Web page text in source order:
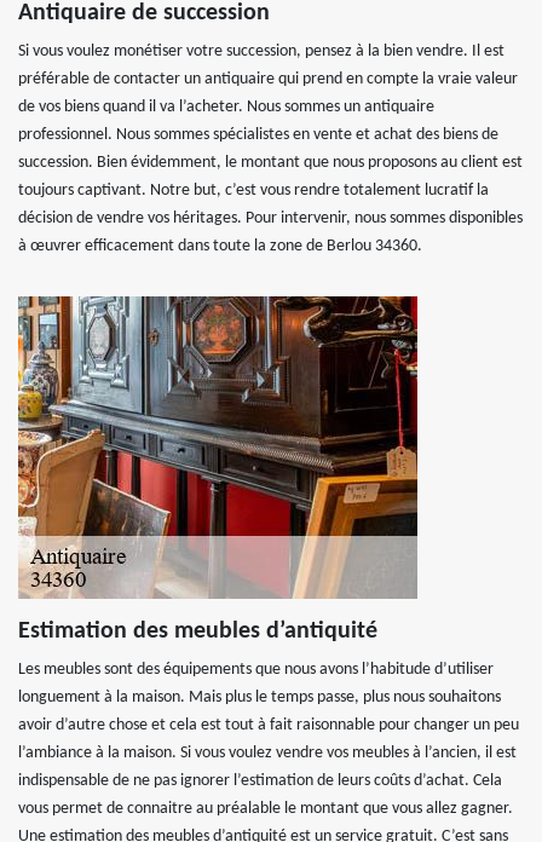
Antiquaire de succession
Si vous voulez monétiser votre succession, pensez à la bien vendre. Il est
préférable de contacter un antiquaire qui prend en compte la vraie valeur
de vos biens quand il va l’acheter. Nous sommes un antiquaire
professionnel. Nous sommes spécialistes en vente et achat des biens de
succession. Bien évidemment, le montant que nous proposons au client est
toujours captivant. Notre but, c’est vous rendre totalement lucratif la
décision de vendre vos héritages. Pour intervenir, nous sommes disponibles
à œuvrer efficacement dans toute la zone de Berlou 34360.
Estimation des meubles d’antiquité
Les meubles sont des équipements que nous avons l’habitude d’utiliser
longuement à la maison. Mais plus le temps passe, plus nous souhaitons
avoir d’autre chose et cela est tout à fait raisonnable pour changer un peu
l’ambiance à la maison. Si vous voulez vendre vos meubles à l’ancien, il est
indispensable de ne pas ignorer l’estimation de leurs coûts d’achat. Cela
vous permet de connaitre au préalable le montant que vous allez gagner.
Une estimation des meubles d’antiquité est un service gratuit. C’est sans